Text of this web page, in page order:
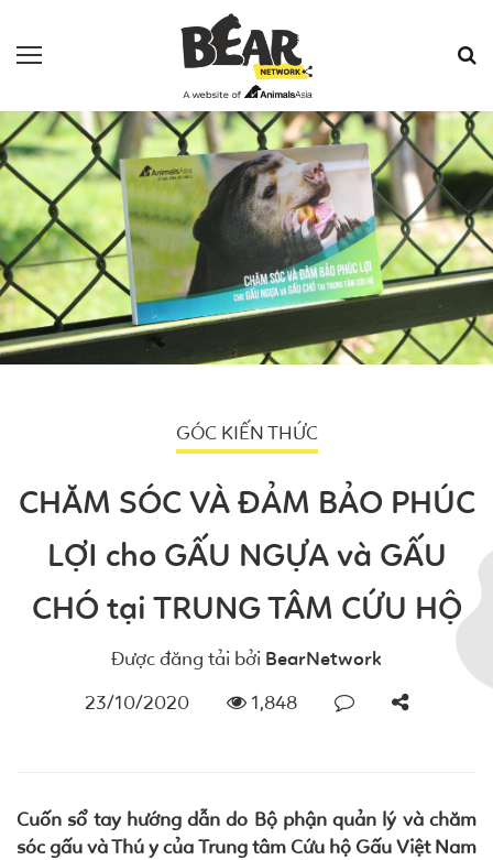
GÓC KIẾN THỨC
CHĂM SÓC VÀ ĐẢM BẢO PHÚC
LỢI cho GẤU NGỰA và GẤU
CHÓ tại TRUNG TÂM CỨU HỘ
Được đăng tải bởi BearNetwork
23/10/2020
1,848
Cuốn sổ tay hướng dẫn do Bộ phận quản lý và chăm
sóc gấu và Thú y của Trung tâm Cứu hộ Gấu Việt Nam